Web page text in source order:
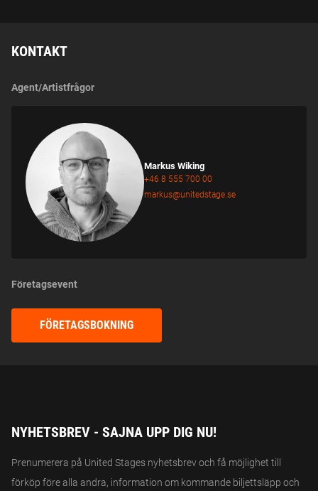
KONTAKT
Agent/Artistfrågor
Markus Wiking
+46 8 555 700 00
markus@unitedstage.se
Företagsevent
FÖRETAGSBOKNING
NYHETSBREV - SAJNA UPP DIG NU!
Prenumerera på United Stages nyhetsbrev och få möjlighet till
förköp före alla andra, information om kommande biljettsläpp och